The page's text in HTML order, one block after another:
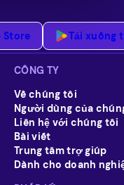
Store Tải xuống
CÔNG TY
Về chúng tôi
Người dùng của
Liên hệ với chúng tôi
Bài viết
Trung tâm trợ giúp
Dành cho doanh